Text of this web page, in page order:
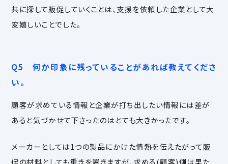
共に探して販促していくことは、 支援を依頼した企業として大
変嬉しいことでした。
Q5 何か印象に残っていることがあれば教えてくださ
い。
顧客が求めている情報と企業が打ち出したい情報には差が
あると気づかせて下さったのはとても大きかったです。
メーカーとしては1つの製品にかけた情熱を伝えたがって販
促の材料としても重きを置きますが、求める(顧客)側は果た